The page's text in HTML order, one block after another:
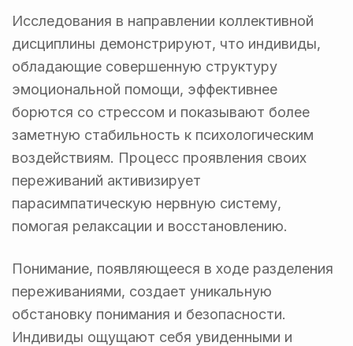
Исследования в направлении коллективной
дисциплины демонстрируют, что индивиды,
обладающие совершенную структуру
эмоциональной помощи, эффективнее
борются со стрессом и показывают более
заметную стабильность к психологическим
воздействиям. Процесс проявления своих
переживаний активизирует
парасимпатическую нервную систему,
помогая релаксации и восстановлению.
Понимание, появляющееся в ходе разделения
переживаниями, создает уникальную
обстановку понимания и безопасности.
Индивиды ощущают себя увиденными и